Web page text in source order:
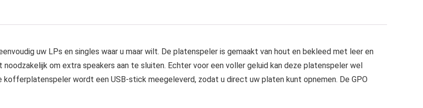
uw LPs en singles waar u maar wilt. De platenspeler is gemaakt van hout en bekleed met leer en
om extra speakers aan te sluiten. Echter voor een voller geluid kan deze platenspeler wel
wordt een USB-stick meegeleverd, zodat u direct uw platen kunt opnemen. De GPO